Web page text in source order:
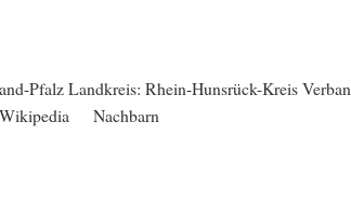
Pfalz Landkreis: Rhein-Hunsrück-Kreis
Wikipedia Nachbarn